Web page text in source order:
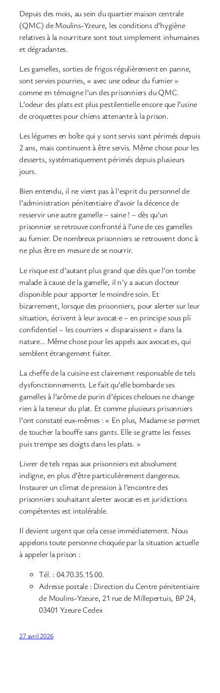
Depuis des mois, au sein du quartier maison centrale
(QMC) de Moulins-Yzeure, les conditions d’hygiène
relatives à la nourriture sont tout simplement inhumaines
et dégradantes.
Les gamelles, sorties de frigos régulièrement en panne,
sont servies pourries, « avec une odeur du fumier »
comme en témoigne l’un des prisonniers du QMC.
L’odeur des plats est plus pestilentielle encore que l’usine
de croquettes pour chiens attenante à la prison.
Les légumes en boîte qui y sont servis sont périmés depuis
2 ans, mais continuent à être servis. Même chose pour les
desserts, systématiquement périmés depuis plusieurs
jours.
Bien entendu, il ne vient pas à l’esprit du personnel de
l’administration pénitentiaire d’avoir la décence de
resservir une autre gamelle – saine ! – dès qu’un
prisonnier se retrouve confronté à l’une de ces gamelles
au fumier. De nombreux prisonniers se retrouvent donc à
ne plus être en mesure de se nourrir.
Le risque est d’autant plus grand que dès que l’on tombe
malade à cause de la gamelle, il n’y a aucun docteur
disponible pour apporter le moindre soin. Et
bizarrement, lorsque des prisonniers, pour alerter sur leur
situation, écrivent à leur avocat·e – en principe sous pli
confidentiel – les courriers « disparaissent » dans la
nature… Même chose pour les appels aux avocat·es, qui
semblent étrangement fuiter.
La cheffe de la cuisine est clairement responsable de tels
dysfonctionnements. Le fait qu’elle bombarde ses
gamelles à l’arôme de purin d’épices cheloues ne change
rien à la teneur du plat. Et comme plusieurs prisonniers
l’ont constaté eux-mêmes : « En plus, Madame se permet
de toucher la bouffe sans gants. Elle se gratte les fesses
puis trempe ses doigts dans les plats. »
Livrer de tels repas aux prisonniers est absolument
indigne, en plus d’être particulièrement dangereux.
Instaurer un climat de pression à l’encontre des
prisonniers souhaitant alerter avocat·es et juridictions
compétentes est intolérable.
Il devient urgent que cela cesse immédiatement. Nous
appelons toute personne choquée par la situation actuelle
à appeler la prison :
Tél. : 04.70.35.15.00.
Adresse postale : Direction du Centre pénitentiaire
de Moulins-Yzeure, 21 rue de Millepertuis, BP 24,
03401 Yzeure Cedex
27 avril 2026